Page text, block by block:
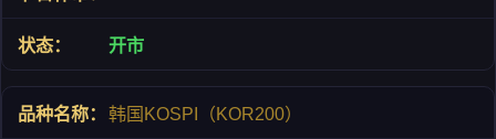
开市
韩国KOSPI（KOR200）